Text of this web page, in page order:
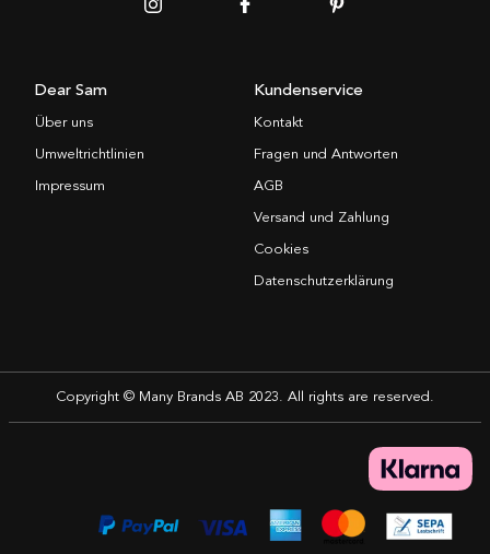
Dear Sam
Über uns
Umweltrichtlinien
Impressum
Kundenservice
Kontakt
Fragen und Antworten
AGB
Versand und Zahlung
Cookies
Datenschutzerklärung
Copyright © Many Brands AB 2023. All rights are reserved.